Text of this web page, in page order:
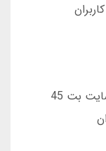
بت 45